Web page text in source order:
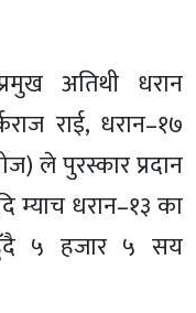
अतिथी धरान
राई, धरान–१७
ले पुरस्कार प्रदान
धरान–१३ का
हुँदै ५ हजार ५ सय